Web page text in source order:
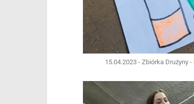
15.04.2023 - Zbiórka Drużyny